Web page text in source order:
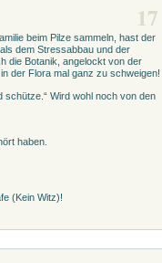
17
beim Pilze sammeln, hast der
dem Stressabbau und der
die Botanik, angelockt von der
der Flora mal ganz zu schweigen!
schütze.“ Wird wohl noch von den
haben.
(Kein Witz)!